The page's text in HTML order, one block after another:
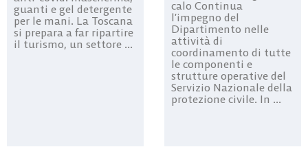
guanti e gel detergente
per le mani. La Toscana
si prepara a far ripartire
il turismo, un settore ...
calo Continua
l’impegno del
Dipartimento nelle
attività di
coordinamento di tutte
le componenti e
strutture operative del
Servizio Nazionale della
protezione civile. In ...